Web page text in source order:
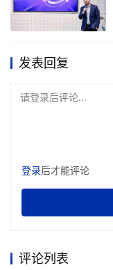
发表回复
请登录后评论...
登录后才能评论
评论列表